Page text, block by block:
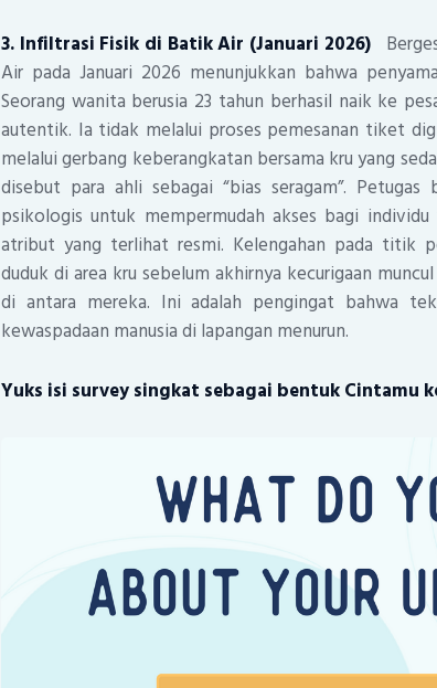
3. Infiltrasi Fisik di Batik Air (Januari 2026)
Air pada Januari 2026 menunjukkan bahwa
Seorang wanita berusia 23 tahun berhasil naik ke
autentik. Ia tidak melalui proses pemesanan tiket
melalui gerbang keberangkatan bersama kru yang
disebut para ahli sebagai “bias seragam”.
psikologis untuk mempermudah akses bagi
atribut yang terlihat resmi. Kelengahan pada titik
duduk di area kru sebelum akhirnya kecurigaan
di antara mereka. Ini adalah pengingat bahwa
kewaspadaan manusia di lapangan menurun.
Yuks isi survey singkat sebagai bentuk Cintamu